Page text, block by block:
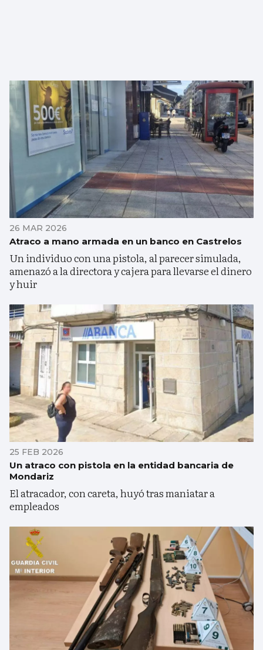
26 MAR 2026
Atraco a mano armada en un banco en Castrelos
Un individuo con una pistola, al parecer simulada,
amenazó a la directora y cajera para llevarse el dinero
y huir
25 FEB 2026
Un atraco con pistola en la entidad bancaria de
Mondariz
El atracador, con careta, huyó tras maniatar a
empleados